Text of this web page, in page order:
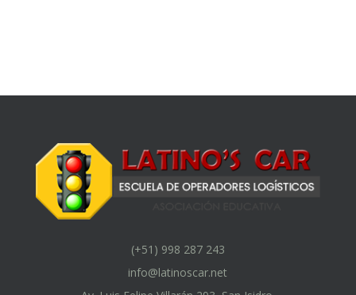
(+51) 998 287 243
info@latinoscar.net